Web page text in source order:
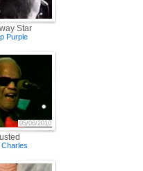
Star
Purple
05/06/2010
Charles